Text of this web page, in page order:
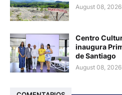
August 08, 2026
Centro
inaugura
de Santiago
August 08, 2026